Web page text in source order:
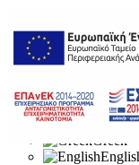
Δωρεάν μεταφορικά
Greek